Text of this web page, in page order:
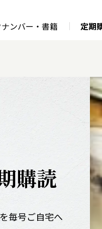
ンバー・書籍 定期
購読
毎号ご自宅へ